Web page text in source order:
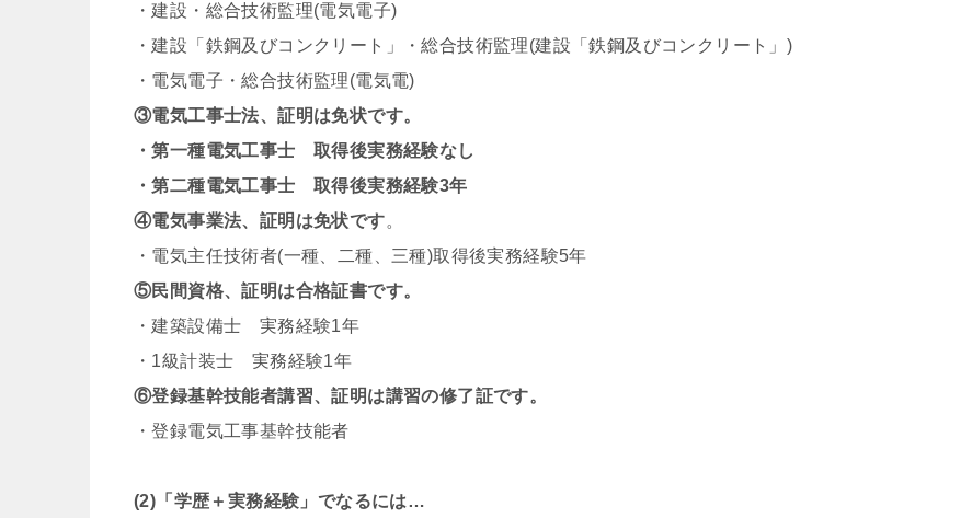
・建設・総合技術監理(電気電子)
・建設「鉄鋼及びコンクリート」・総合技術監理(建設「鉄鋼及びコンクリート」)
・電気電子・総合技術監理(電気電)
③電気工事士法、証明は免状です。
・第一種電気工事士 取得後実務経験なし
・第二種電気工事士 取得後実務経験3年
④電気事業法、証明は免状です。
・電気主任技術者(一種、二種、三種)取得後実務経験5年
⑤民間資格、証明は合格証書です。
・建築設備士 実務経験1年
・1級計装士 実務経験1年
⑥登録基幹技能者講習、証明は講習の修了証です。
・登録電気工事基幹技能者
(2)「学歴＋実務経験」でなるには…